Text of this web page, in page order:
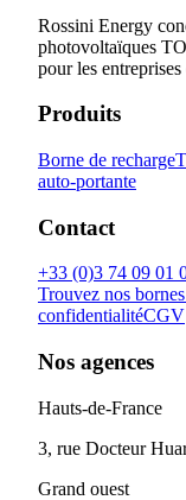
Rossini Energy
photovoltaïques
pour les
Produits
Borne de recharge
auto-portante
Contact
+33 (0)3 74 09 01
Trouvez nos
confidentialitéCGV
Nos agences
Hauts-de-France
3, rue Docteur
Grand ouest